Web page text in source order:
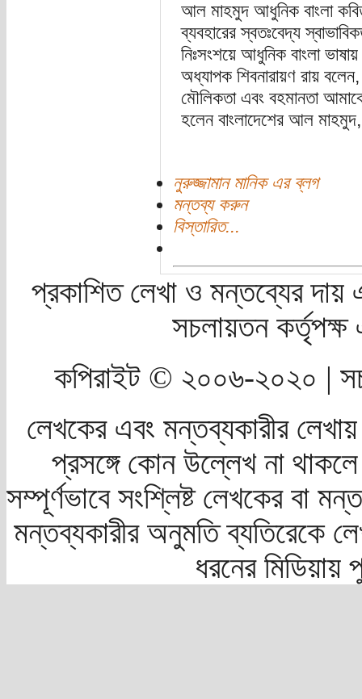
আল মাহমুদ আধুনিক বাংলা
ব্যবহারের স্বতঃবেদ্য
নিঃসংশয়ে আধুনিক বাংলা
অধ্যাপক শিবনারায়ণ রায়
মৌলিকতা এবং বহমানতা
হলেন বাংলাদেশের আল
নুরুজ্জামান মানিক এর ব্লগ
মন্তব্য করুন
বিস্তারিত...
প্রকাশিত লেখা ও মন্তব্যের দায়
সচলায়তন
কপিরাইট © ২০০৬-২০২০ |
লেখকের এবং মন্তব্যকারীর
প্রসঙ্গে কোন উল্লেখ না
সম্পূর্ণভাবে সংশ্লিষ্ট লেখকের বা
মন্তব্যকারীর অনুমতি ব্যতিরেকে
ধরনের মিডিয়ায়